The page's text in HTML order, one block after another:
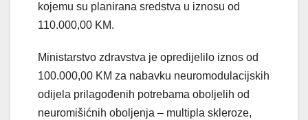
kojemu su planirana sredstva u iznosu od
110.000,00 KM.
Ministarstvo zdravstva je opredijelilo iznos od
100.000,00 KM za nabavku neuromodulacijskih
odijela prilagođenih potrebama oboljelih od
neuromišićnih oboljenja – multipla skleroze,